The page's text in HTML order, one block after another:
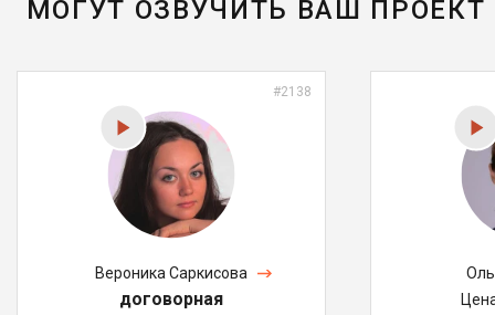
МОГУТ ОЗВУЧИТЬ ВАШ ПРОЕКТ
#2138
Вероника Саркисова
договорная